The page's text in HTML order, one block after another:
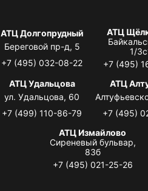
АТЦ Долгопрудный
Береговой пр-д, 5
+7 (495) 032-08-22
АТЦ
1/
+7 (495)
АТЦ Удальцова
ул. Удальцова, 60
+7 (499) 110-86-79
АТЦ
+7 (495)
АТЦ Измайлово
Сиреневый бульвар,
83б
+7 (495) 021-25-26